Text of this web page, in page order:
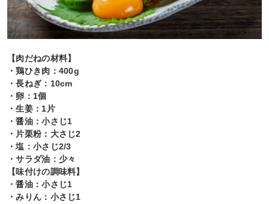
【肉だねの材料】
・鶏ひき肉：400g
・長ねぎ：10cm
・卵：1個
・生姜：1片
・醤油：小さじ1
・片栗粉：大さじ2
・塩：小さじ2/3
・サラダ油：少々
【味付けの調味料】
・醤油：小さじ1
・みりん：小さじ1